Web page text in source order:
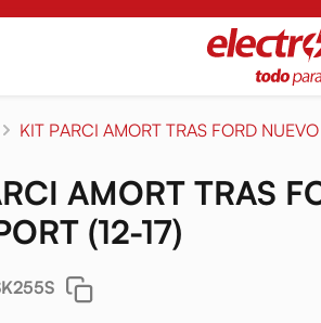
KIT PARCI AMORT TRAS FORD
AMORT TRAS
(12-17)